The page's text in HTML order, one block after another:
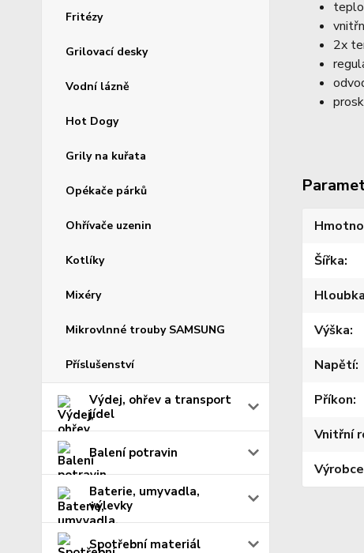
Fritézy
Grilovací desky
Vodní lázně
Hot Dogy
Grily na kuřata
Opékače párků
Ohřívače uzenin
Kotlíky
Mixéry
Mikrovlnné trouby SAMSUNG
Příslušenství
Výdej, ohřev a transport
jídel
Balení potravin
Baterie, umyvadla,
výlevky
Spotřební materiál
2x
Šířka
Hloubka
Výška
Napětí
Příkon
Vnitřní
Výrobce